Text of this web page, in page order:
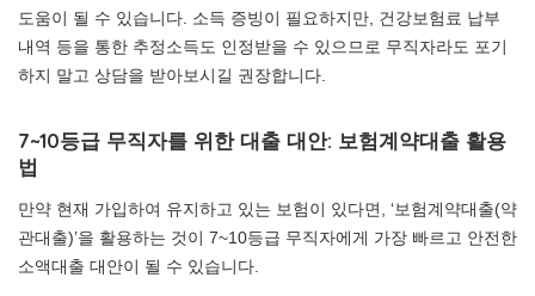
도움이 될 수 있습니다. 소득 증빙이 필요하지만, 건강보험료 납부
내역 등을 통한 추정소득도 인정받을 수 있으므로 무직자라도 포기
하지 말고 상담을 받아보시길 권장합니다.
7~10등급 무직자를 위한 대출 대안: 보험계약대출 활용
법
만약 현재 가입하여 유지하고 있는 보험이 있다면, ‘보험계약대출(약
관대출)’을 활용하는 것이 7~10등급 무직자에게 가장 빠르고 안전한
소액대출 대안이 될 수 있습니다.